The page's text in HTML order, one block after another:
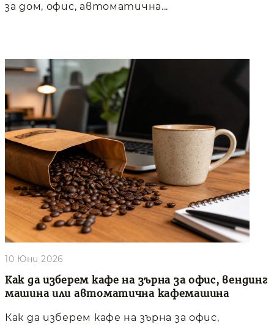
за дом, офис, автоматична...
Как да изберем кафе на зърна за офис, вендинг
машина или автоматична кафемашина
10 Юни 2026
Как да изберем кафе на зърна за офис,